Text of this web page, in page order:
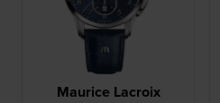
Maurice Lacroix